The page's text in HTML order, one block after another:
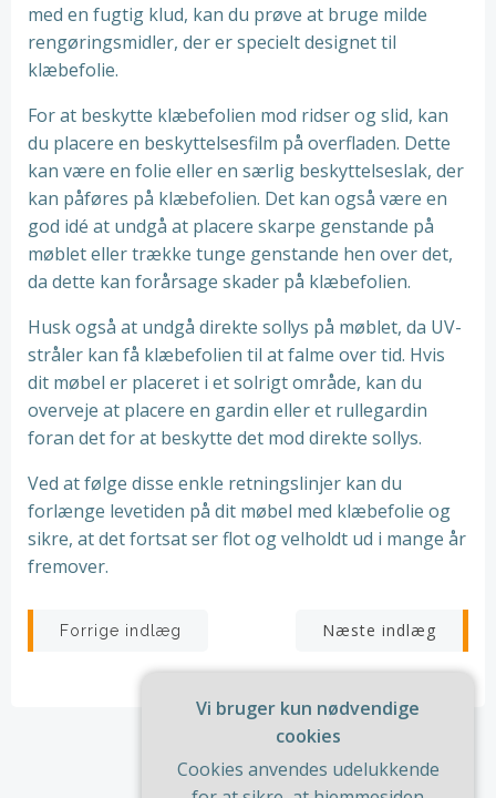
med en fugtig klud, kan du prøve at bruge milde
rengøringsmidler, der er specielt designet til
klæbefolie.
For at beskytte klæbefolien mod ridser og slid, kan
du placere en beskyttelsesfilm på overfladen. Dette
kan være en folie eller en særlig beskyttelseslak, der
kan påføres på klæbefolien. Det kan også være en
god idé at undgå at placere skarpe genstande på
møblet eller trække tunge genstande hen over det,
da dette kan forårsage skader på klæbefolien.
Husk også at undgå direkte sollys på møblet, da UV-
stråler kan få klæbefolien til at falme over tid. Hvis
dit møbel er placeret i et solrigt område, kan du
overveje at placere en gardin eller et rullegardin
foran det for at beskytte det mod direkte sollys.
Ved at følge disse enkle retningslinjer kan du
forlænge levetiden på dit møbel med klæbefolie og
sikre, at det fortsat ser flot og velholdt ud i mange år
fremover.
Indlægsnavigation
Forrige indlæg Næste indlæg
Vi bruger kun nødvendige
cookies
Cookies anvendes udelukkende